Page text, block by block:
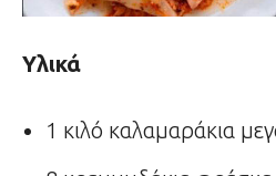
Υλικά
1 κιλό καλαμαράκια